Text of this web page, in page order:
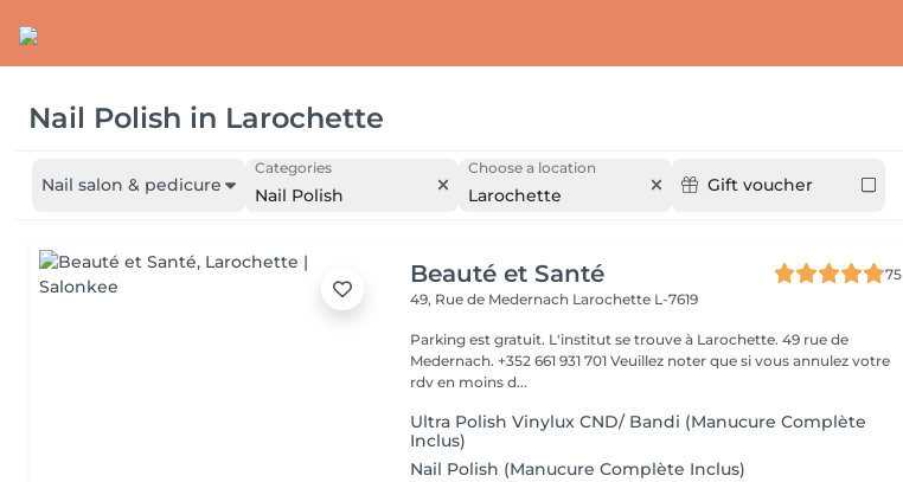
Nail Polish in Larochette
Nail salon & pedicure
Categories
Nail Polish
Choose a location
Larochette Gift voucher
Beauté et Santé
75
49, Rue de Medernach Larochette L-7619
Parking est gratuit. L'institut se trouve à Larochette. 49 rue de
Medernach. +352 661 931 701 Veuillez noter que si vous annulez votre
rdv en moins d...
Ultra Polish Vinylux CND/ Bandi (Manucure Complète
Inclus)
Nail Polish (Manucure Complète Inclus)